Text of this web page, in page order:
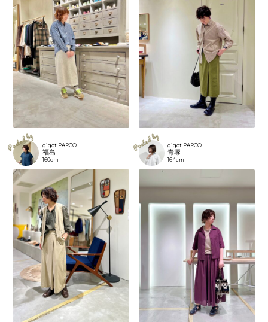
gigot PARCO
福島
160cm
gigot PARCO
青塚
164cm